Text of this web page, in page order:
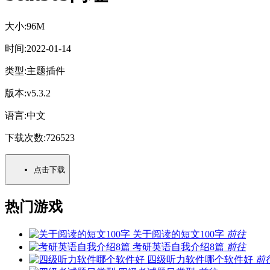
大小:96M
时间:2022-01-14
类型:主题插件
版本:v5.3.2
语言:中文
下载次数:726523
点击下载
热门游戏
关于阅读的短文100字 前往
考研英语自我介绍8篇 前往
四级听力软件哪个软件好 前